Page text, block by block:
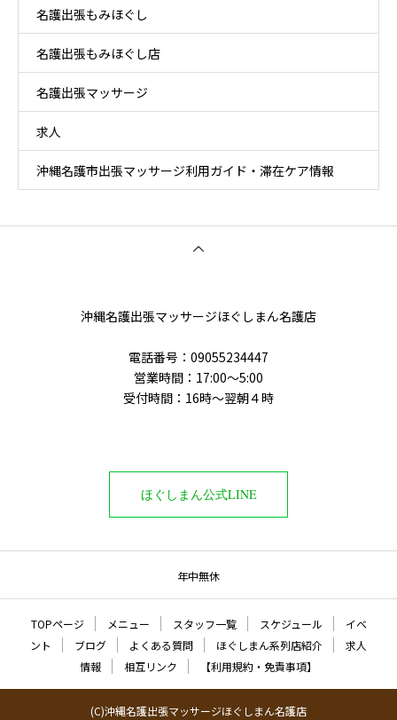
名護出張もみほぐし
名護出張もみほぐし店
名護出張マッサージ
求人
沖縄名護市出張マッサージ利用ガイド・滞在ケア情報
沖縄名護出張マッサージほぐしまん名護店
電話番号‭：09055234447
営業時間：17:00～5:00
受付時間：16時〜翌朝４時
ほぐしまん公式LINE
年中無休
TOPページ メニュー スタッフ一覧 スケジュール
イベ
ント
ブログ よくある質問 ほぐしまん系列店紹介
求人
情報
相互リンク 【利用規約・免責事項】
(C)沖縄名護出張マッサージほぐしまん名護店